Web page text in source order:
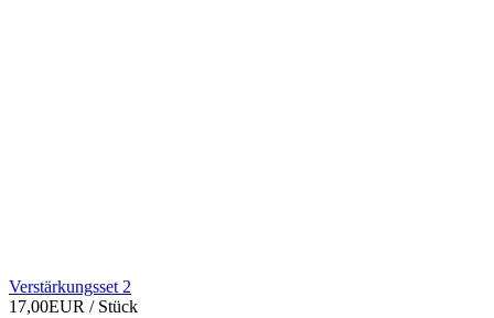
Verstärkungsset 2
17,00EUR / Stück